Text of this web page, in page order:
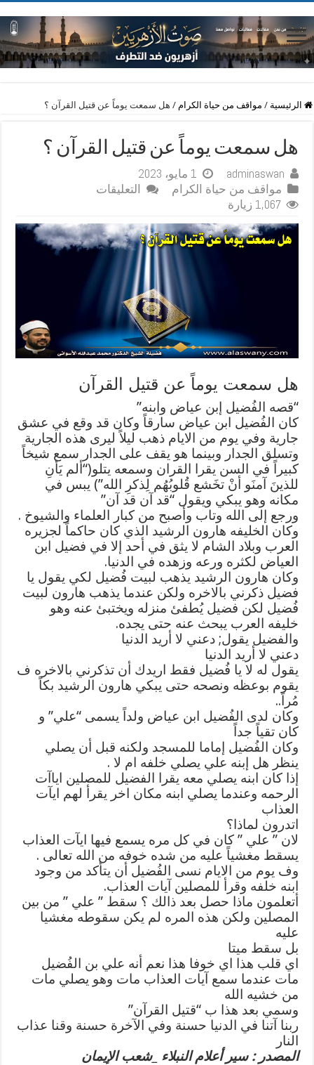
الرئيسية / مواقف من حياة الكرام / هل سمعت يوماً عن قتيل القرآن ؟
هل سمعت يوماً عن قتيل القرآن ؟
adminaswan
1 مايو، 2023
مواقف من حياة الكرام
التعليقات
يوماً
عن
قتيل
1,067 زيارة
هل سمعت يوماً عن قتيل القرآن
“قصه الفُضيل إبن عياض وابنه”
كان الفُضيل ابن عياض سارقاً وكان قد وقع في عشق
جارية وفي يوم من الايام ذهب ليلاً ليرى هذه الجارية
وتسلق الجدار وبينما هو يقف على الجدار سمع شيخاً
كبيراً في السن يقرا القران وسمعه يتلو(“ألم يَأنِ
للذينَ آمنَو أنْ تخَشع قُلوبُهُم لِذكرِ الله”) يبس في
مكانه وهو يبكي ويقول “قد آن قد آن”
ورجع إلى الله وتاب وأصبح من كبار العلماء والشيوخ .
وكان الخليفه هارون الرشيد الذي كان حاكماً لجزيره
العرب وبلاد الشام لا يثق في أحد إلا في فضيل ابن
العياض لكثره ورعه وزهده في الدنيا.
وكان هارون الرشيد يذهب لبيت فُضيل لكي يقول يا
فضيل ذكرني بالاخره ولكن عندما يذهب هارون لبيت
فُضيل لكن فضيل يُطفئ منزله ويختبئ عنه وهو
خليفه العرب يبحث عنه حتى يجده.
والفضيل يقول; دعني لا أريد الدنيا
دعني لا أريد الدنيا
يقول له لا يا فُضيل فقط اريدك أن تذكرني بالاخره ف
يقوم بوعظه ونصحه حتى يبكي هارون الرشيد بكاً
مُراً..
وكان لدى الفُضيل ابن عياض ولداً يسمى “علي” و
كان تقياً جداً
وكان الفُضيل إماما للمسجد ولكنه قبل أن يصلي
ينظر هل إبنه علي يصلي خلفه ام لا .
إذا كان ابنه يصلي معه يقرا الفضيل للمصلين اياآت
الرحمه وعندما يصلي ابنه مكان اخر يقرأ لهم ايآت
العذاب
اتدرون لماذا؟
لان ” علي ” كان في كل مره يسمع فيها ايآت العذاب
يسقط مغشياً عليه من شده خوفه من الله تعالى .
وف يوم من الايام نسى الفُضيل أن يتأكد من وجود
ابنه خلفه وقرأ للمصلين آيات العذاب.
أتعلمون ماذا حصل بعد ذالك ؟ سقط ” علي ” من بين
المصلين ولكن هذه المره لم يكن سقوطه مغشيا
عليه
بل سقط ميتا
اي قلب هذا اي خوفا هذا نعم أنه علي بن الفُضيل
مات عندما سمع آيات العذاب مات وهو يصلي مات
من خشيه الله
وسمي بعد هذا ب “قتيل القرآن”
ربنا آتنا في الدنيا حسنة وفي الآخرة حسنة وقنا عذاب
النار
المصدر : سير أعلام النبلاء _شعب الإيمان